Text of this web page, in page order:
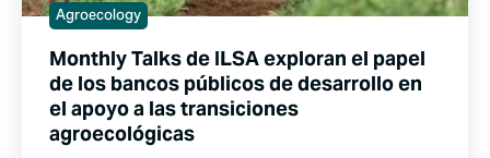
Agroecology
Monthly Talks de ILSA exploran el papel
de los bancos públicos de desarrollo en
el apoyo a las transiciones
agroecológicas